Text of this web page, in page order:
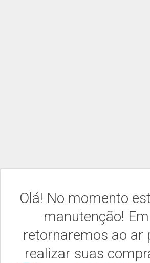
Olá! No momento
manutenção!
retornaremos ao ar
realizar suas